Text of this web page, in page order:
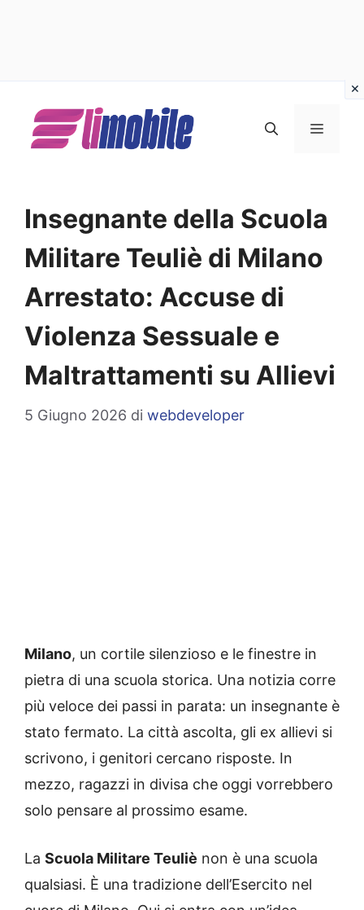
contenuto
MENU
Insegnante della Scuola
Militare Teuliè di Milano
Arrestato: Accuse di
Violenza Sessuale e
Maltrattamenti su Allievi
5 Giugno 2026 di webdeveloper
Milano, un cortile silenzioso e le finestre in
pietra di una scuola storica. Una notizia corre
più veloce dei passi in parata: un insegnante è
stato fermato. La città ascolta, gli ex allievi si
scrivono, i genitori cercano risposte. In
mezzo, ragazzi in divisa che oggi vorrebbero
solo pensare al prossimo esame.
La Scuola Militare Teuliè non è una scuola
qualsiasi. È una tradizione dell’Esercito nel